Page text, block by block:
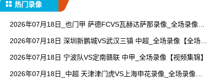
热门录像
2026年07月18日_也门甲 萨德FCVS瓦赫达萨那录像_全场录像
2026年07月18日 深圳新鹏城VS武汉三镇 中超_全场录像【全场回
2026年07月18日 宁波队VS定南赣联 中甲_全场录像【视频集锦】
2026年07月18日_中超 天津津门虎VS上海申花录像_全场录像